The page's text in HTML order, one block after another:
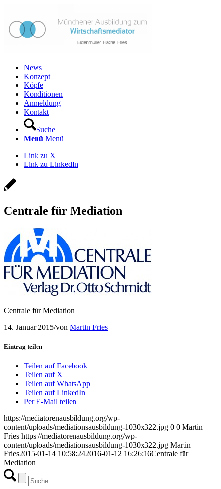
News
Konzept
Köpfe
Konditionen
Anmeldung
Kontakt
Suche
Menü Menü
Link zu X
Link zu LinkedIn
Centrale für Mediation
Centrale für Mediation
14. Januar 2015/von Martin Fries
Eintrag teilen
Teilen auf Facebook
Teilen auf X
Teilen auf WhatsApp
Teilen auf LinkedIn
Per E-Mail teilen
https://mediatorenausbildung.org/wp-
content/uploads/mediationsausbildung-1030x322.jpg 0 0 Martin
Fries https://mediatorenausbildung.org/wp-
content/uploads/mediationsausbildung-1030x322.jpg Martin
Fries2015-01-14 10:58:242016-01-12 16:26:16Centrale für
Mediation